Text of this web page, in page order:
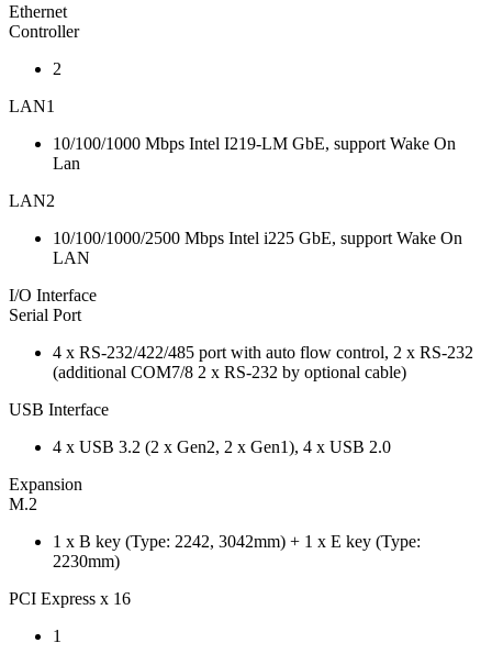
Ethernet
Controller
2
LAN1
10/100/1000 Mbps Intel I219-LM GbE, support Wake On
Lan
LAN2
10/100/1000/2500 Mbps Intel i225 GbE, support Wake On
LAN
I/O Interface
Serial Port
4 x RS-232/422/485 port with auto flow control, 2 x RS-232
(additional COM7/8 2 x RS-232 by optional cable)
USB Interface
4 x USB 3.2 (2 x Gen2, 2 x Gen1), 4 x USB 2.0
Expansion
M.2
1 x B key (Type: 2242, 3042mm) + 1 x E key (Type:
2230mm)
PCI Express x 16
1